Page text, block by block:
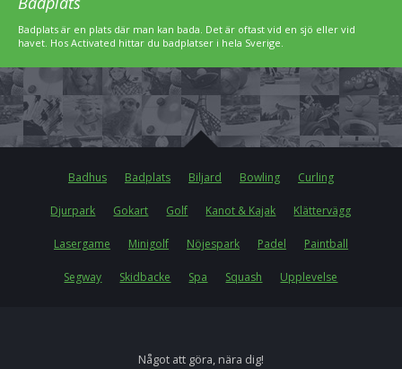
Badplats är en plats där man kan bada. Det är oftast vid en sjö eller vid
havet. Hos Activated hittar du badplatser i hela Sverige.
Badhus Badplats Biljard Bowling Curling
Djurpark Gokart Golf Kanot & Kajak Klättervägg
Lasergame Minigolf Nöjespark Padel Paintball
Segway Skidbacke Spa Squash Upplevelse
Något att göra, nära dig!